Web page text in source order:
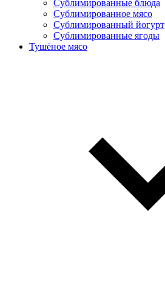
Сублимированные блюда
Cублимированное мясо
Сублимированный йогурт
Сублимированные ягоды
Тушёное мясо